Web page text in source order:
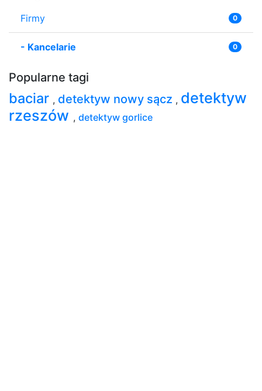
Firmy 0
- Kancelarie 0
Popularne tagi
baciar , detektyw nowy sącz , detektyw
rzeszów , detektyw gorlice